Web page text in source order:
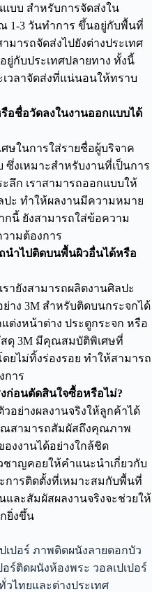
บบ สำหรับการจัดส่งใน
1-3 วันทำการ ขึ้นอยู่กับพื้นที่
มารถจัดส่งไปยังต่างประเทศ
ยู่กับประเทศปลายทาง ทั้งนี้
เวลาจัดส่งที่แน่นอนให้ทราบ
อชื่อวัดลงในงานออกแบบได้
ษในการใส่รายชื่อผู้บริจาค
งเหมาะสำหรับงานที่เป็นการ
ลึก เราสามารถออกแบบให้
ะ ทำให้ผลงานมีความหมาย
นี้ ยังสามารถใส่ข้อความ
ามต้องการ
นำไปติดบนพื้นผิวอื่นได้หรือ
ายังสามารถผลิตงานศิลปะ
าง 3M สำหรับติดบนกระจกได้
ต่งหน้าต่าง ประตูกระจก หรือ
สดุ 3M มีคุณสมบัติพิเศษที่
ยไม่ทิ้งร่องรอย ทำให้สามารถ
การ
ก่อนตัดสินใจซื้อหรือไม่?
อย่างผลงานจริงให้ลูกค้าได้
สามารถสัมผัสถึงคุณภาพ
งงานได้อย่างใกล้ชิด
ชาญคอยให้คำแนะนำเกี่ยวกับ
การติดตั้งที่เหมาะสมกับพื้นที่
และสัมผัสผลงานจริงจะช่วยให้
ยิ่งขึ้น
เปอร์ ภาพติดผนังลายดอกบัว
ร์ติดผนังห้องพระ วอลเปเปอร์
วไทยและต่างประเทศ